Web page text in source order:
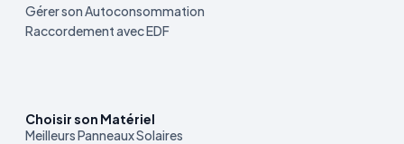
Gérer son Autoconsommation
Raccordement avec EDF
Choisir son Matériel
Meilleurs Panneaux Solaires